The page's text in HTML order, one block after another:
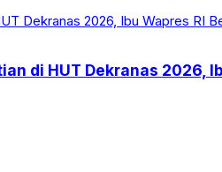
di HUT Dekranas 2026,